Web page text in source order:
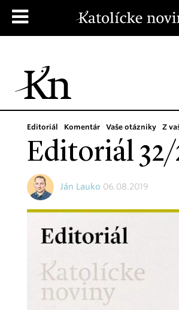
Editoriál Komentár Vaše otázniky Z
Editoriál 32/
Ján Lauko 06.08.2019